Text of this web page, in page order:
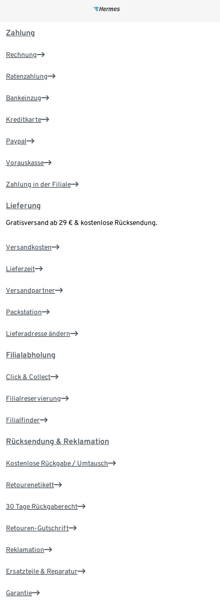
Zahlung
Rechnung
Ratenzahlung
Bankeinzug
Kreditkarte
Paypal
Vorauskasse
Zahlung in der Filiale
Lieferung
Gratisversand ab 29 € & kostenlose Rücksendung.
Versandkosten
Lieferzeit
Versandpartner
Packstation
Lieferadresse ändern
Filialabholung
Click & Collect
Filialreservierung
Filialfinder
Rücksendung & Reklamation
Kostenlose Rückgabe / Umtausch
Retourenetikett
30 Tage Rückgaberecht
Retouren-Gutschrift
Reklamation
Ersatzteile & Reparatur
Garantie